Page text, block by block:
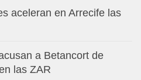
aceleran en Arrecife las
a Betancort de
las ZAR